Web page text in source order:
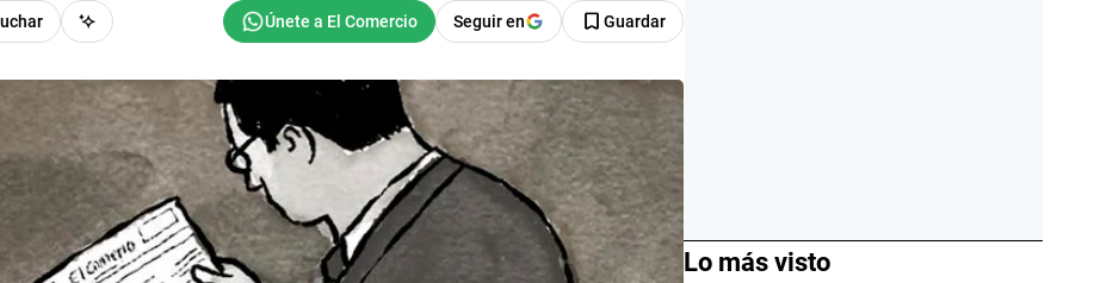
Seguir en Guardar
Lo más visto